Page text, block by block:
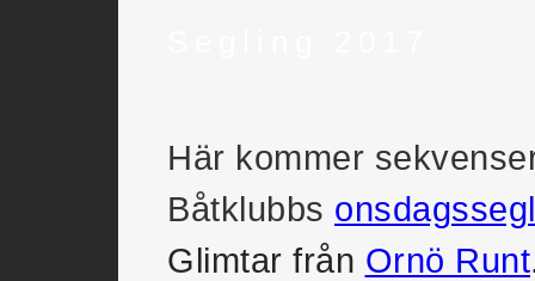
Här kommer
Båtklubbs
Glimtar från Ornö Runt